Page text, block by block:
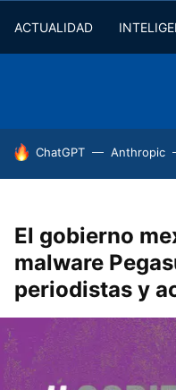
ACTUALIDAD
HOY SE HABLA DE
ChatGPT Anthropic
El gobierno
malware
periodistas y